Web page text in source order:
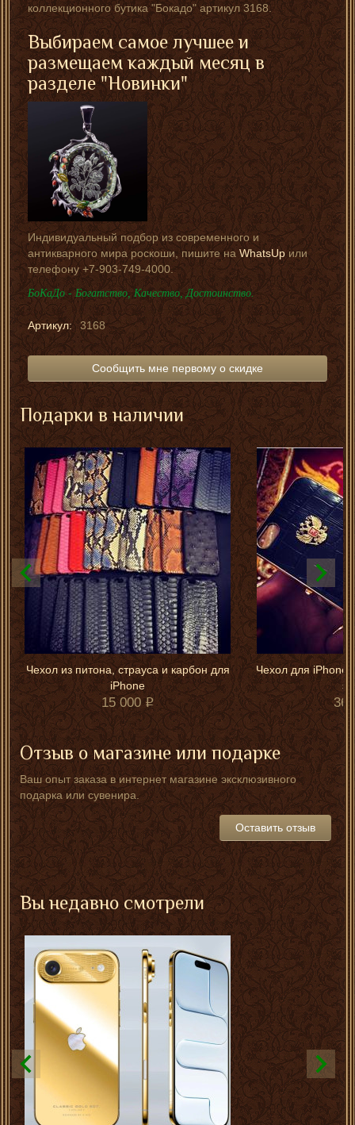
коллекционного бутика "Бокадо" артикул 3168.
Выбираем самое лучшее и
размещаем каждый месяц в
разделе "Новинки"
Индивидуальный подбор из современного и
антикварного мира роскоши, пишите на WhatsUpили
телефону +7-903-749-4000.
БоКаДо - Богатство, Качество, Достоинство.
Артикул: 3168
Сообщить мне первому о скидке
Подарки в наличии
Чехол из питона, страуса и карбон для
iPhone
15 000
Чехол для iPhone
36
Отзыв о магазине или подарке
Ваш опыт заказа в интернет магазине эксклюзивного
подарка или сувенира.
Оставить отзыв
Вы недавно смотрели